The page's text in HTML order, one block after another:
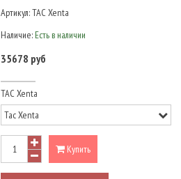
Артикул:TAC Xenta
Наличие: Есть в наличии
35678 руб
TAC Xenta
Купить